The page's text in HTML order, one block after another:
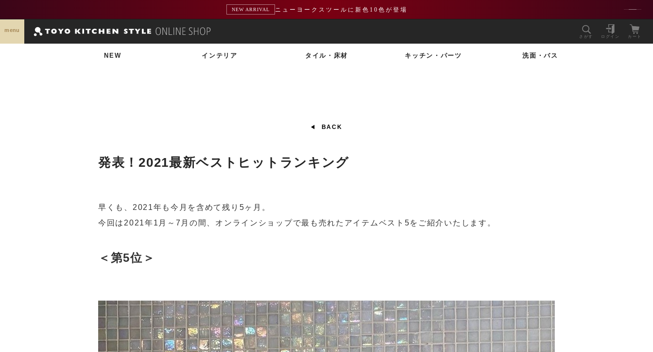
NEW ARRIVAL ニューヨークスツールに新色10色が登場
menu
さがす ログイン カート
NEW インテリア タイル・床材 キッチン・パーツ 洗面・バス
BACK
発表！2021最新ベストヒットランキング
早くも、2021年も今月を含めて残り5ヶ月。
今回は2021年1月～7月の間、オンラインショップで最も売れたアイテムベスト5をご紹介いたします。
＜第5位＞